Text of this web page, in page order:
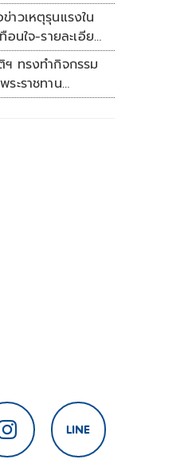
าวเหตุรุนแรงใน
อนใจ-รายละเอียด
ฯ ทรงทำกิจกรรม
ะราชทาน